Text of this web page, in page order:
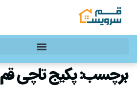
برچسب:پکیج تاچی قم